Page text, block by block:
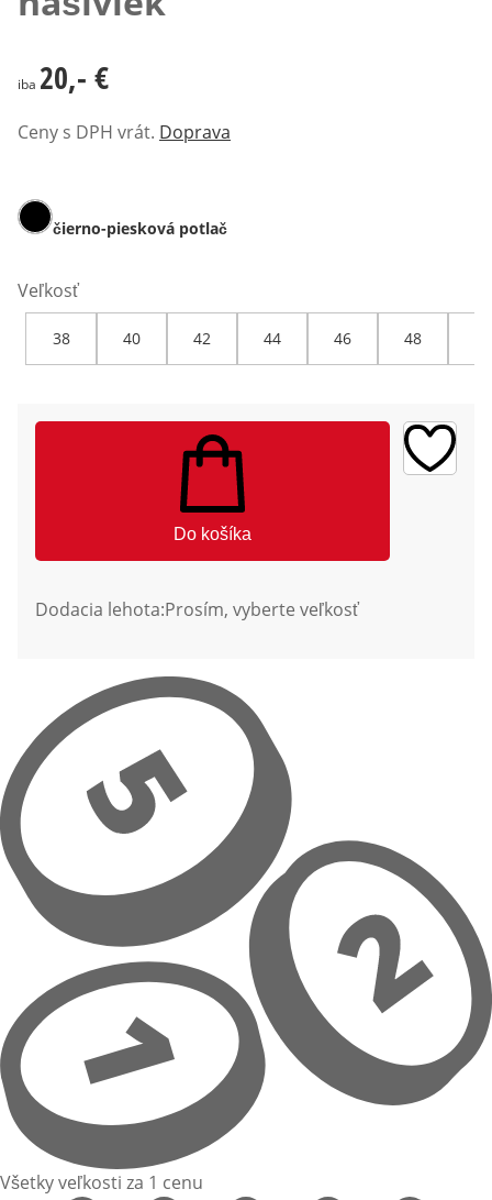
20,- €
iba 20,- €
Ceny s DPH vrát. Doprava
čierno-piesková potlač
Veľkosť
38 40 42 44 46 48
Do košíka
Dodacia lehota:Prosím, vyberte veľkosť
Všetky veľkosti za 1 cenu